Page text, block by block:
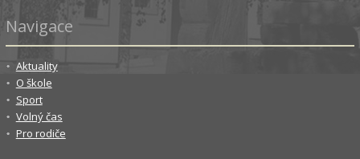
Navigace
Aktuality
O škole
Sport
Volný čas
Pro rodiče